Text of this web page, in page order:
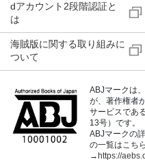
dアカウント2段階認証と
は
海賊版に関する取り組みに
ついて
ABJマークは
が、著作権者
サービスであ
13号）です。
ABJマークの
の一覧はこちら
→ https://